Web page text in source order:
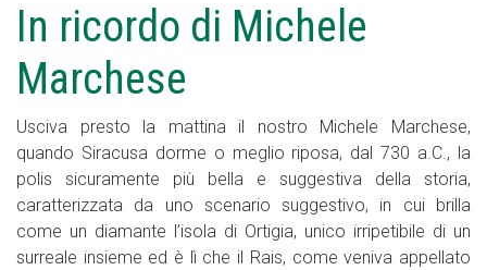
In ricordo di Michele
Marchese
Usciva presto la mattina il nostro Michele Marchese,
quando Siracusa dorme o meglio riposa, dal 730 a.C., la
polis sicuramente più bella e suggestiva della storia,
caratterizzata da uno scenario suggestivo, in cui brilla
come un diamante l’isola di Ortigia, unico irripetibile di un
surreale insieme ed è lì che il Rais, come veniva appellato